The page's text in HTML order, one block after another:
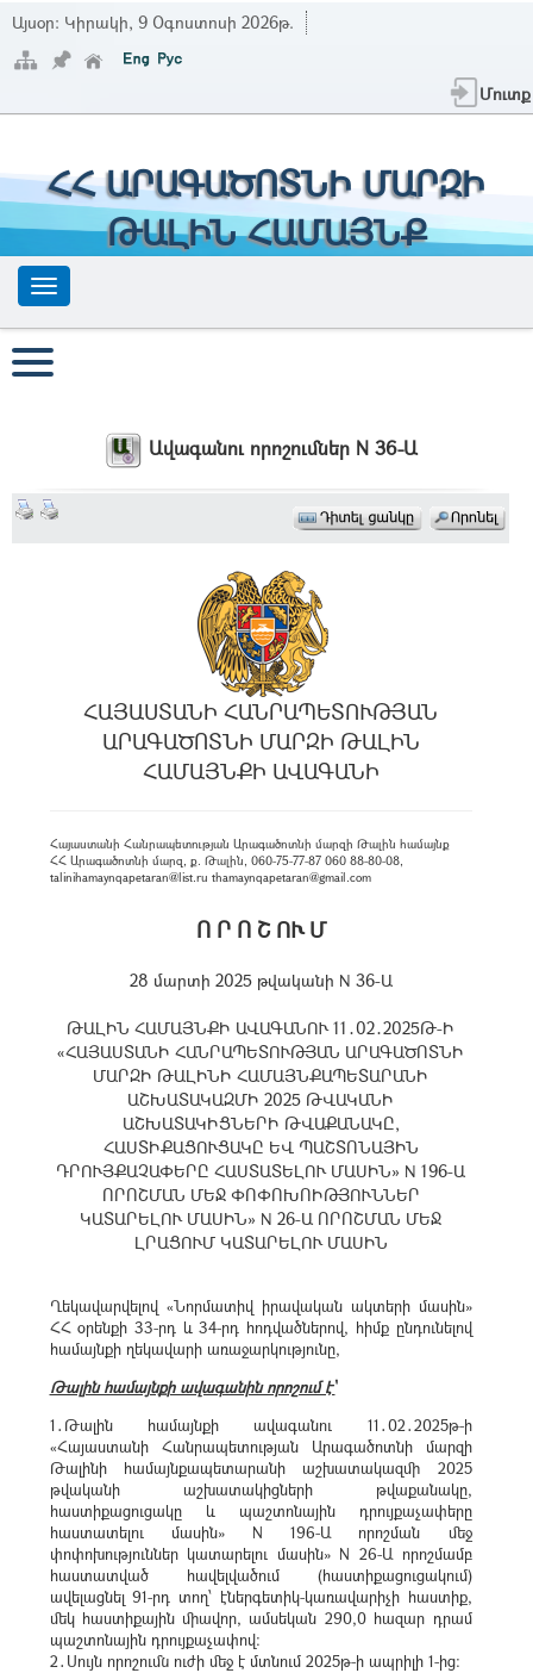
Այսօր: Կիրակի, 9 Օգոստոսի 2026թ.
Մուտք
ՀՀ ԱՐԱԳԱԾՈՏՆԻ ՄԱՐԶԻ
ԹԱԼԻՆ ՀԱՄԱՅՆՔ
Ավագանու որոշումներ N 36-Ա
ՀԱՅԱՍՏԱՆԻ ՀԱՆՐԱՊԵՏՈՒԹՅԱՆ
ԱՐԱԳԱԾՈՏՆԻ ՄԱՐԶԻ ԹԱԼԻՆ
ՀԱՄԱՅՆՔԻ ԱՎԱԳԱՆԻ
Հայաստանի Հանրապետության Արագածոտնի մարզի Թալին համայնք
ՀՀ Արագածոտնի մարզ, ք. Թալին, 060-75-77-87 060 88-80-08,
talinihamaynqapetaran@list.ru thamaynqapetaran@gmail.com
Ո Ր Ո Շ ՈՒ Մ
28 մարտի 2025 թվականի N 36-Ա
ԹԱԼԻՆ ՀԱՄԱՅՆՔԻ ԱՎԱԳԱՆՈՒ 11․02․2025Թ-Ի
«ՀԱՅԱՍՏԱՆԻ ՀԱՆՐԱՊԵՏՈՒԹՅԱՆ ԱՐԱԳԱԾՈՏՆԻ
ՄԱՐԶԻ ԹԱԼԻՆԻ ՀԱՄԱՅՆՔԱՊԵՏԱՐԱՆԻ
ԱՇԽԱՏԱԿԱԶՄԻ 2025 ԹՎԱԿԱՆԻ
ԱՇԽԱՏԱԿԻՑՆԵՐԻ ԹՎԱՔԱՆԱԿԸ,
ՀԱՍՏԻՔԱՑՈՒՑԱԿԸ ԵՎ ՊԱՇՏՈՆԱՅԻՆ
ԴՐՈՒՅՔԱՉԱՓԵՐԸ ՀԱՍՏԱՏԵԼՈՒ ՄԱՍԻՆ» N 196-Ա
ՈՐՈՇՄԱՆ ՄԵՋ ՓՈՓՈԽՈԻԹՅՈՒՆՆԵՐ
ԿԱՏԱՐԵԼՈՒ ՄԱՍԻՆ» N 26-Ա ՈՐՈՇՄԱՆ ՄԵՋ
ԼՐԱՑՈՒՄ ԿԱՏԱՐԵԼՈՒ ՄԱՍԻՆ
Ղեկավարվելով «Նորմատիվ իրավական ակտերի մասին»
ՀՀ օրենքի 33-րդ և 34-րդ հոդվածներով, հիմք ընդունելով
համայնքի ղեկավարի առաջարկությունը,
Թալին համայնքի ավագանին որոշում է՝
1․Թալին համայնքի ավագանու 11․02․2025թ-ի
«Հայաստանի Հանրապետության Արագածոտնի մարզի
Թալինի համայնքապետարանի աշխատակազմի 2025
թվականի աշխատակիցների թվաքանակը,
հաստիքացուցակը և պաշտոնային դրույքաչափերը
հաստատելու մասին» N 196-Ա որոշման մեջ
փոփոխություններ կատարելու մասին» N 26-Ա որոշմամբ
հաստատված հավելվածում (հաստիքացուցակում)
ավելացնել 91-րդ տող՝ էներգետիկ-կառավարիչի հաստիք,
մեկ հաստիքային միավոր, ամսեկան 290,0 հազար դրամ
պաշտոնային դրույքաչափով։
2․Սույն որոշումն ուժի մեջ է մտնում 2025թ-ի ապրիլի 1-ից։